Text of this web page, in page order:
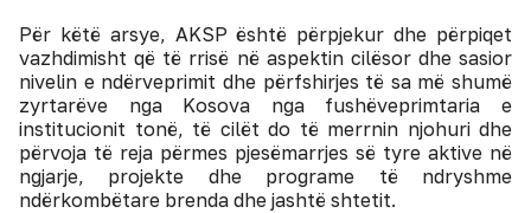
Për këtë arsye, AKSP është përpjekur dhe përpiqet
vazhdimisht që të rrisë në aspektin cilësor dhe sasior
nivelin e ndërveprimit dhe përfshirjes të sa më shumë
zyrtarëve nga Kosova nga fushëveprimtaria e
institucionit tonë, të cilët do të merrnin njohuri dhe
përvoja të reja përmes pjesëmarrjes së tyre aktive në
ngjarje, projekte dhe programe të ndryshme
ndërkombëtare brenda dhe jashtë shtetit.